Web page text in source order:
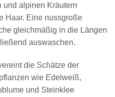
und alpinen Kräutern
Haar. Eine nussgroße
gleichmäßig in die Längen
auswaschen.
die Schätze der
wie Edelweiß,
und Steinklee